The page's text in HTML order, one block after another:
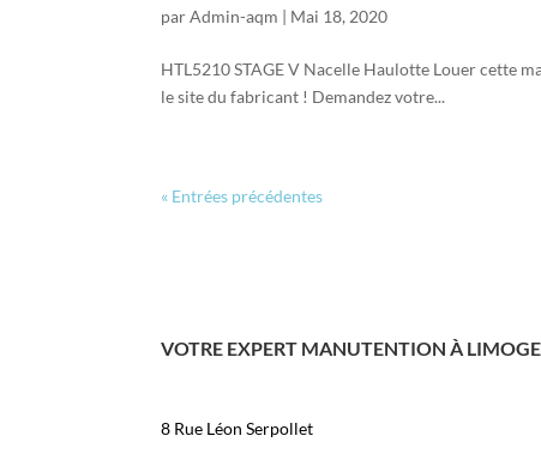
parAdmin-aqm | Mai 18, 2020
HTL5210 STAGE V Nacelle Haulotte Louer cette
le site du fabricant ! Demandez votre...
« Entrées précédentes
VOTRE EXPERT MANUTENTION À
8 Rue Léon Serpollet